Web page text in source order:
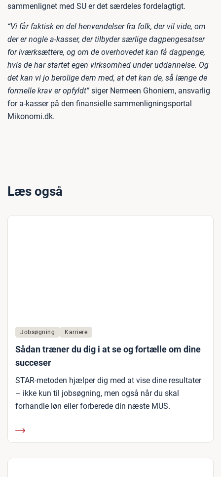
sammenlignet med SU er det særdeles fordelagtigt.
“Vi får faktisk en del henvendelser fra folk, der vil vide, om
der er nogle a-kasser, der tilbyder særlige dagpengesatser
for iværksættere, og om de overhovedet kan få dagpenge,
hvis de har startet egen virksomhed under uddannelse. Og
det kan vi jo berolige dem med, at det kan de, så længe de
formelle krav er opfyldt” siger Nermeen Ghoniem, ansvarlig
for a-kasser på den finansielle sammenligningsportal
Mikonomi.dk.
Læs også
Jobsøgning Karriere
Sådan træner du dig i at se og fortælle om dine
succeser
STAR-metoden hjælper dig med at vise dine resultater
– ikke kun til jobsøgning, men også når du skal
forhandle løn eller forberede din næste MUS.